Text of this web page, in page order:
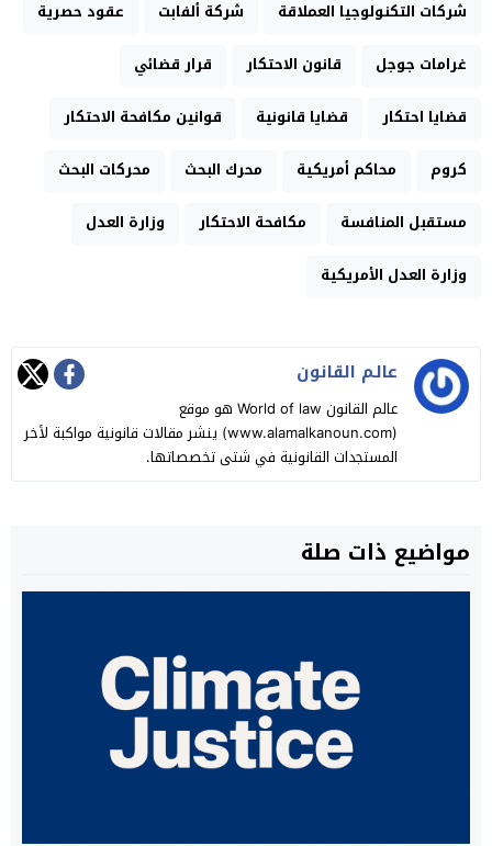
شركات التكنولوجيا العملاقة
شركة ألفابت
عقود حصرية
غرامات جوجل
قانون الاحتكار
قرار قضائي
قضايا احتكار
قضايا قانونية
قوانين مكافحة الاحتكار
كروم
محاكم أمريكية محرك البحث
محركات البحث
مستقبل المنافسة
مكافحة الاحتكار
وزارة العدل
وزارة العدل الأمريكية
عالـم القانون
عالم القانون World of law هو موقع
(www.alamalkanoun.com) ينشر مقالات قانونية مواكبة لأخر
المستجدات القانونية في شتى تخصصاتها.
مواضيع ذات صلة